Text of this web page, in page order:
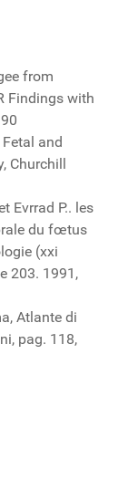
from
Findings with
Fetal and
Churchill
Evrrad P.. les
du fœtus
(xxi
203. 1991,
Atlante di
pag. 118,
PEDIATRIE - 2024